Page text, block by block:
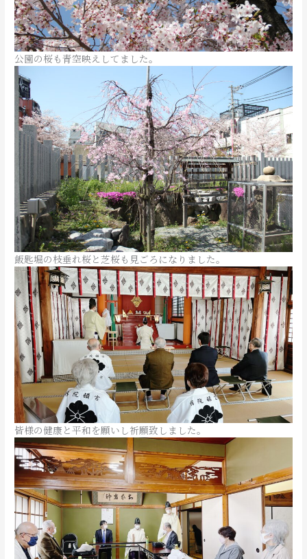
公園の桜も青空映えしてました。
飯匙堀の枝垂れ桜と芝桜も見ごろになりました。
皆様の健康と平和を願いし祈願致しました。